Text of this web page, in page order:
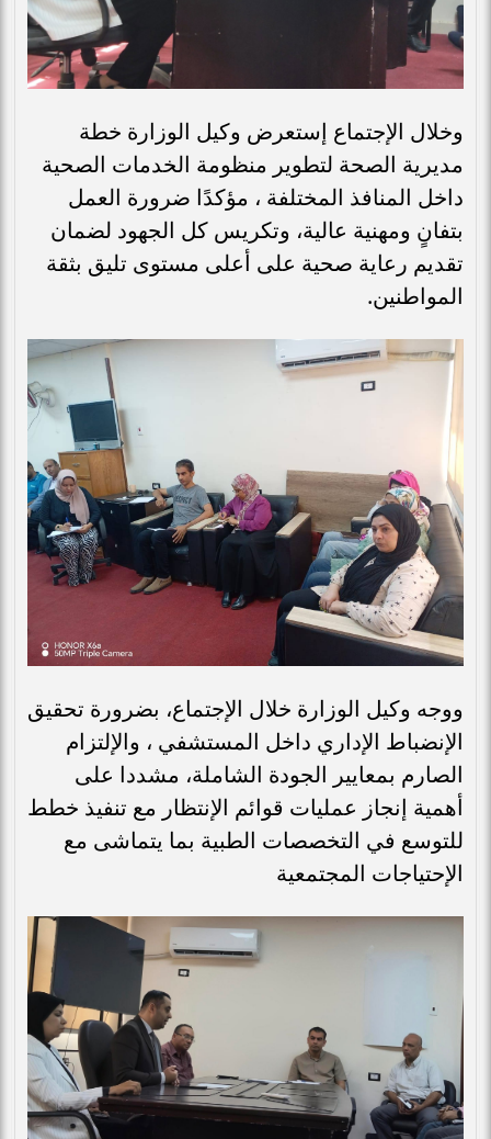
وخلال الإجتماع إستعرض وكيل الوزارة خطة
مديرية الصحة لتطوير منظومة الخدمات الصحية
داخل المنافذ المختلفة ، مؤكدًا ضرورة العمل
بتفانٍ ومهنية عالية، وتكريس كل الجهود لضمان
تقديم رعاية صحية على أعلى مستوى تليق بثقة
المواطنين.
ووجه وكيل الوزارة خلال الإجتماع، بضرورة تحقيق
الإنضباط الإداري داخل المستشفي ، والإلتزام
الصارم بمعايير الجودة الشاملة، مشددا على
أهمية إنجاز عمليات قوائم الإنتظار مع تنفيذ خطط
للتوسع في التخصصات الطبية بما يتماشى مع
الإحتياجات المجتمعية